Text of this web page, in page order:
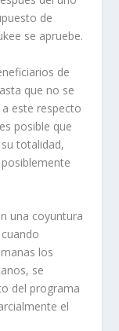
de
se apruebe.
de
que no se
este respecto
posible que
totalidad,
una coyuntura
los
se
del programa
el